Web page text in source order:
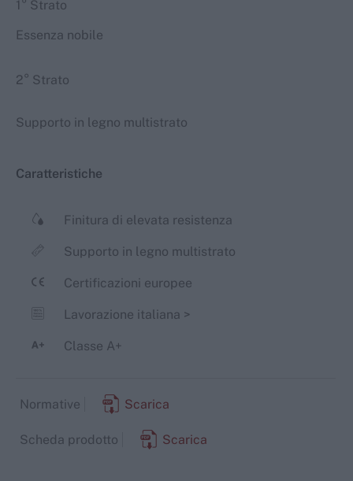
1° Strato
Essenza nobile
2° Strato
Supporto in legno multistrato
Caratteristiche
Finitura di elevata resistenza
Supporto in legno multistrato
Certificazioni europee
Lavorazione italiana >
Classe A+
Normative Scarica
Scheda prodotto Scarica